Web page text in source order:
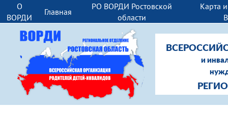
О
ВОРДИ
Главная
РО ВОРДИ Ростовской
области
Карта
и